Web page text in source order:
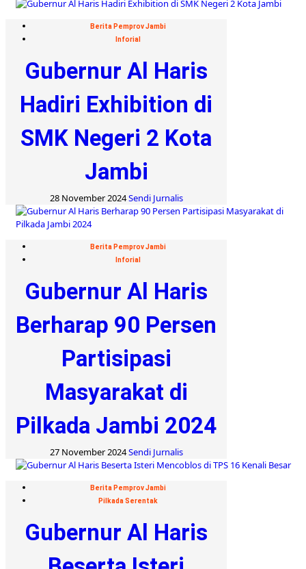
Berita Pemprov Jambi
Inforial
Gubernur Al Haris
Hadiri Exhibition di
SMK Negeri 2 Kota
Jambi
28 November 2024Sendi Jurnalis
Berita Pemprov Jambi
Inforial
Gubernur Al Haris
Berharap 90 Persen
Partisipasi
Masyarakat di
Pilkada Jambi 2024
27 November 2024Sendi Jurnalis
Berita Pemprov Jambi
Pilkada Serentak
Gubernur Al Haris